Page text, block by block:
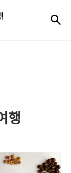
행